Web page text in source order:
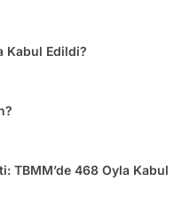
Kabul Edildi?
TBMM’de 468 Oyla Kabul